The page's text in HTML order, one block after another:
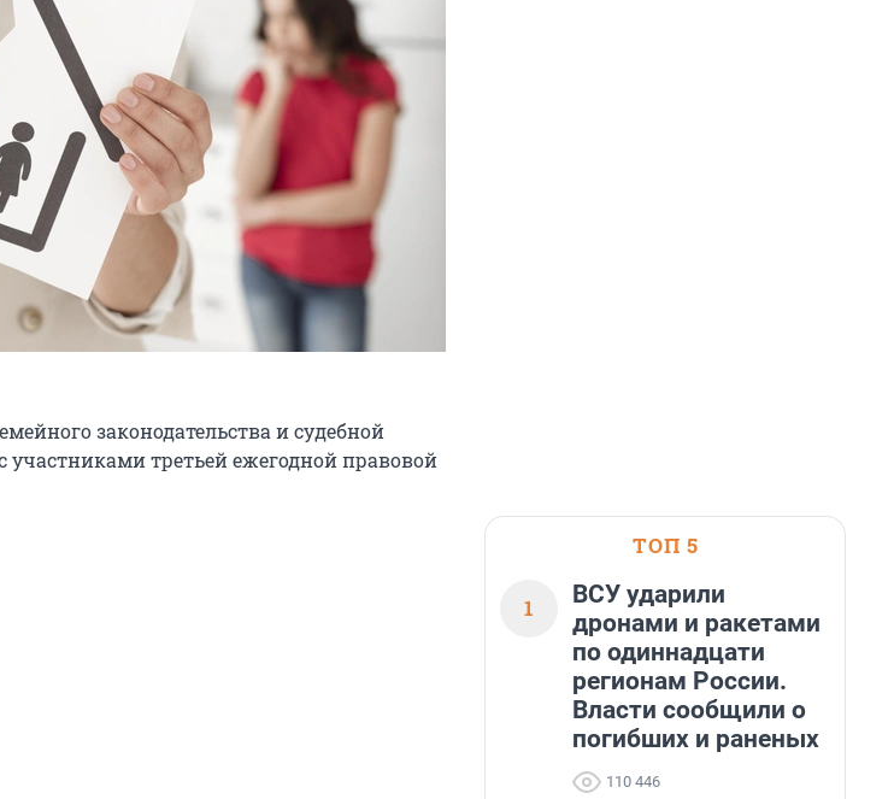
законодательства и судебной
участниками третьей ежегодной правовой
ТОП 5
1
ВСУ ударили
дронами и ракетами
по одиннадцати
регионам России.
Власти сообщили о
погибших и раненых
110 446